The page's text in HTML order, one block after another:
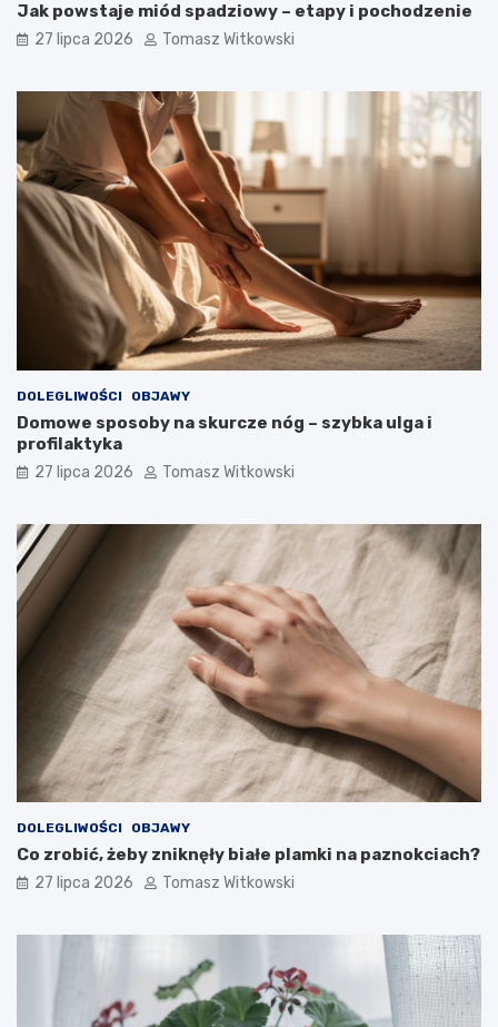
Jak powstaje miód spadziowy – etapy i pochodzenie
27 lipca 2026 Tomasz Witkowski
DOLEGLIWOŚCI OBJAWY
Domowe sposoby na skurcze nóg – szybka ulga i
profilaktyka
27 lipca 2026 Tomasz Witkowski
DOLEGLIWOŚCI OBJAWY
Co zrobić, żeby zniknęły białe plamki na paznokciach?
27 lipca 2026 Tomasz Witkowski